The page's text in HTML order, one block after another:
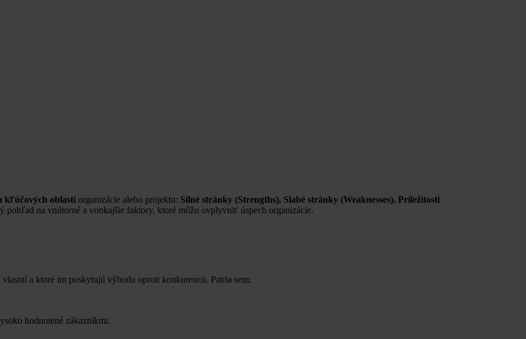
kľúčových oblastí organizácie alebo projektu: Silné stránky (Strengths), Slabé stránky (Weaknesses), Príležitosti
pohľad na vnútorné a vonkajšie faktory, ktoré môžu ovplyvniť úspech organizácie.
a ktoré im poskytujú výhodu oproti konkurencii. Patria sem:
hodnotené zákazníkmi.